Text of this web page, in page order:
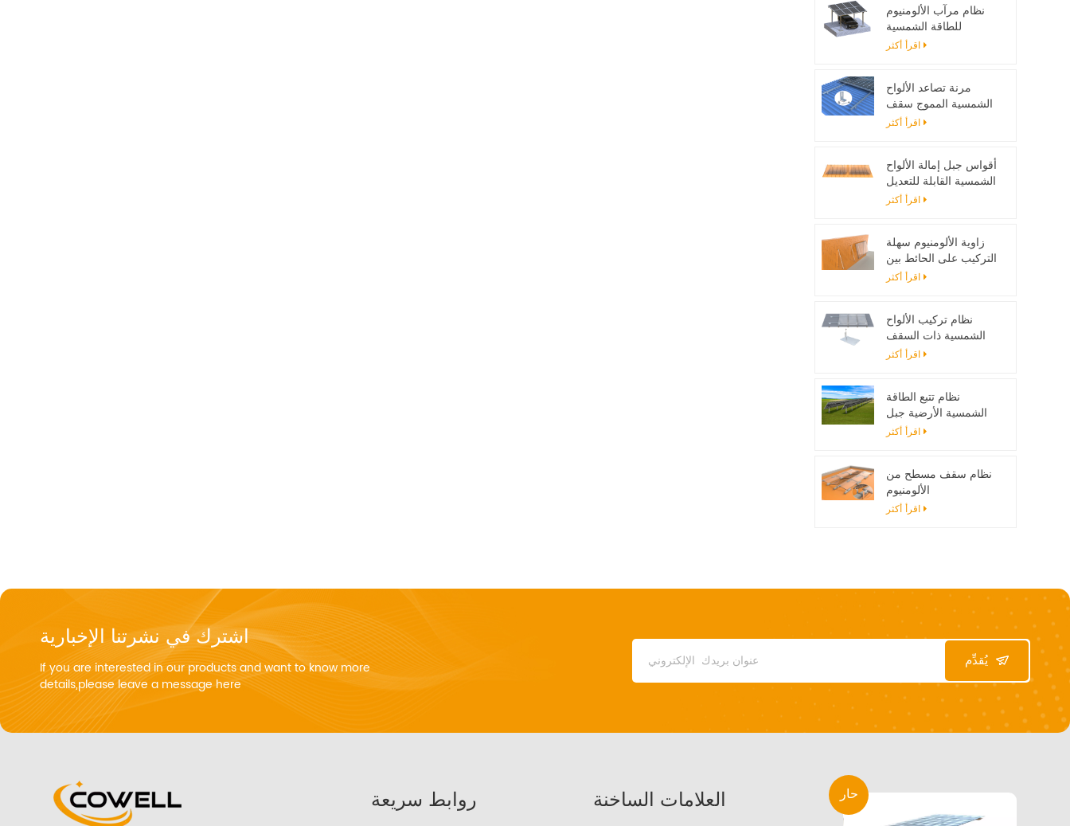
نظام مرآب الألومنيوم
للطاقة الشمسية
اقرأ أكثر
مرنة تصاعد الألواح
الشمسية المموج سقف
تصاعد بين قوسين
اقرأ أكثر
أقواس جبل إمالة الألواح
الشمسية القابلة للتعديل
مصممة لأنظمة الطاقة
اقرأ أكثر
زاوية الألومنيوم سهلة
التركيب على الحائط بين
قوسين للألواح الشمسية
اقرأ أكثر
نظام تركيب الألواح
الشمسية ذات السقف
المسطح مع اللمعان
اقرأ أكثر
نظام تتبع الطاقة
الشمسية الأرضية جبل
حامل قابل للتعديل لوحة
اقرأ أكثر
نظام سقف مسطح من
الألومنيوم
اقرأ أكثر
اشترك في نشرتنا الإخبارية
If you are interested in our products and want to know more
details,please leave a message here
يُقدِّم
روابط سريعة العلامات الساخنة حار